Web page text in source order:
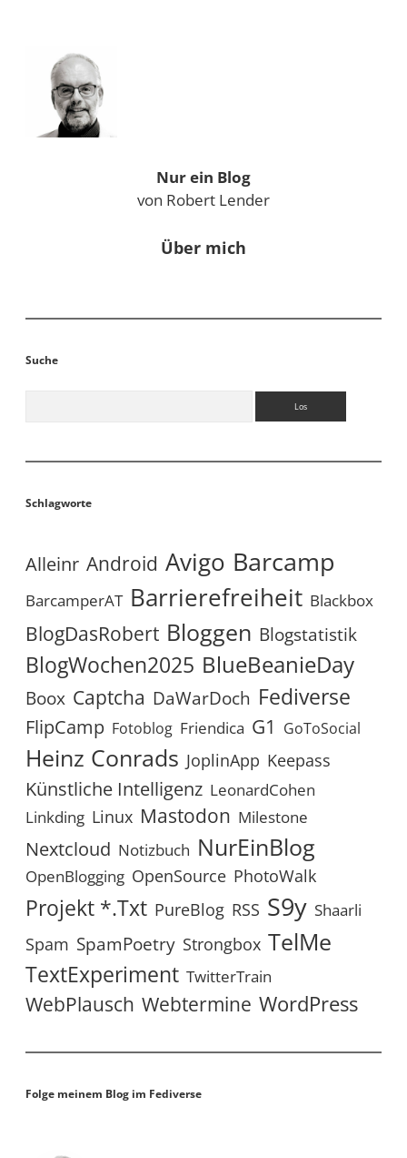
Sidebar
Nur ein Blog
von Robert Lender
Über mich
Suche
Schlagworte
Alleinr Android Avigo Barcamp
BarcamperAT Barrierefreiheit Blackbox
BlogDasRobert Bloggen Blogstatistik
BlogWochen2025 BlueBeanieDay
Boox Captcha DaWarDoch Fediverse
FlipCamp Fotoblog Friendica G1 GoToSocial
Heinz Conrads JoplinApp Keepass
Künstliche Intelligenz LeonardCohen
Linkding Linux Mastodon Milestone
Nextcloud Notizbuch NurEinBlog
OpenBlogging OpenSource PhotoWalk
Projekt *.txt PureBlog RSS S9y Shaarli
Spam SpamPoetry Strongbox TelMe
TextExperiment TwitterTrain
WebPlausch Webtermine WordPress
Folge meinem Blog im Fediverse